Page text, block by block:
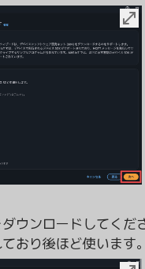
ウンロードしてくだ